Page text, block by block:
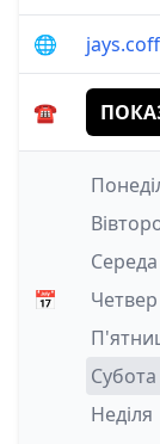
🌐
☎️
📅
Середа
Четвер
Субота
Неділя